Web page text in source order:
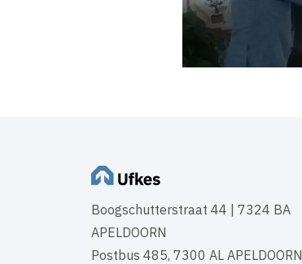
Boogschutterstraat 44 | 7324 BA
APELDOORN
Postbus 485, 7300 AL APELDOORN